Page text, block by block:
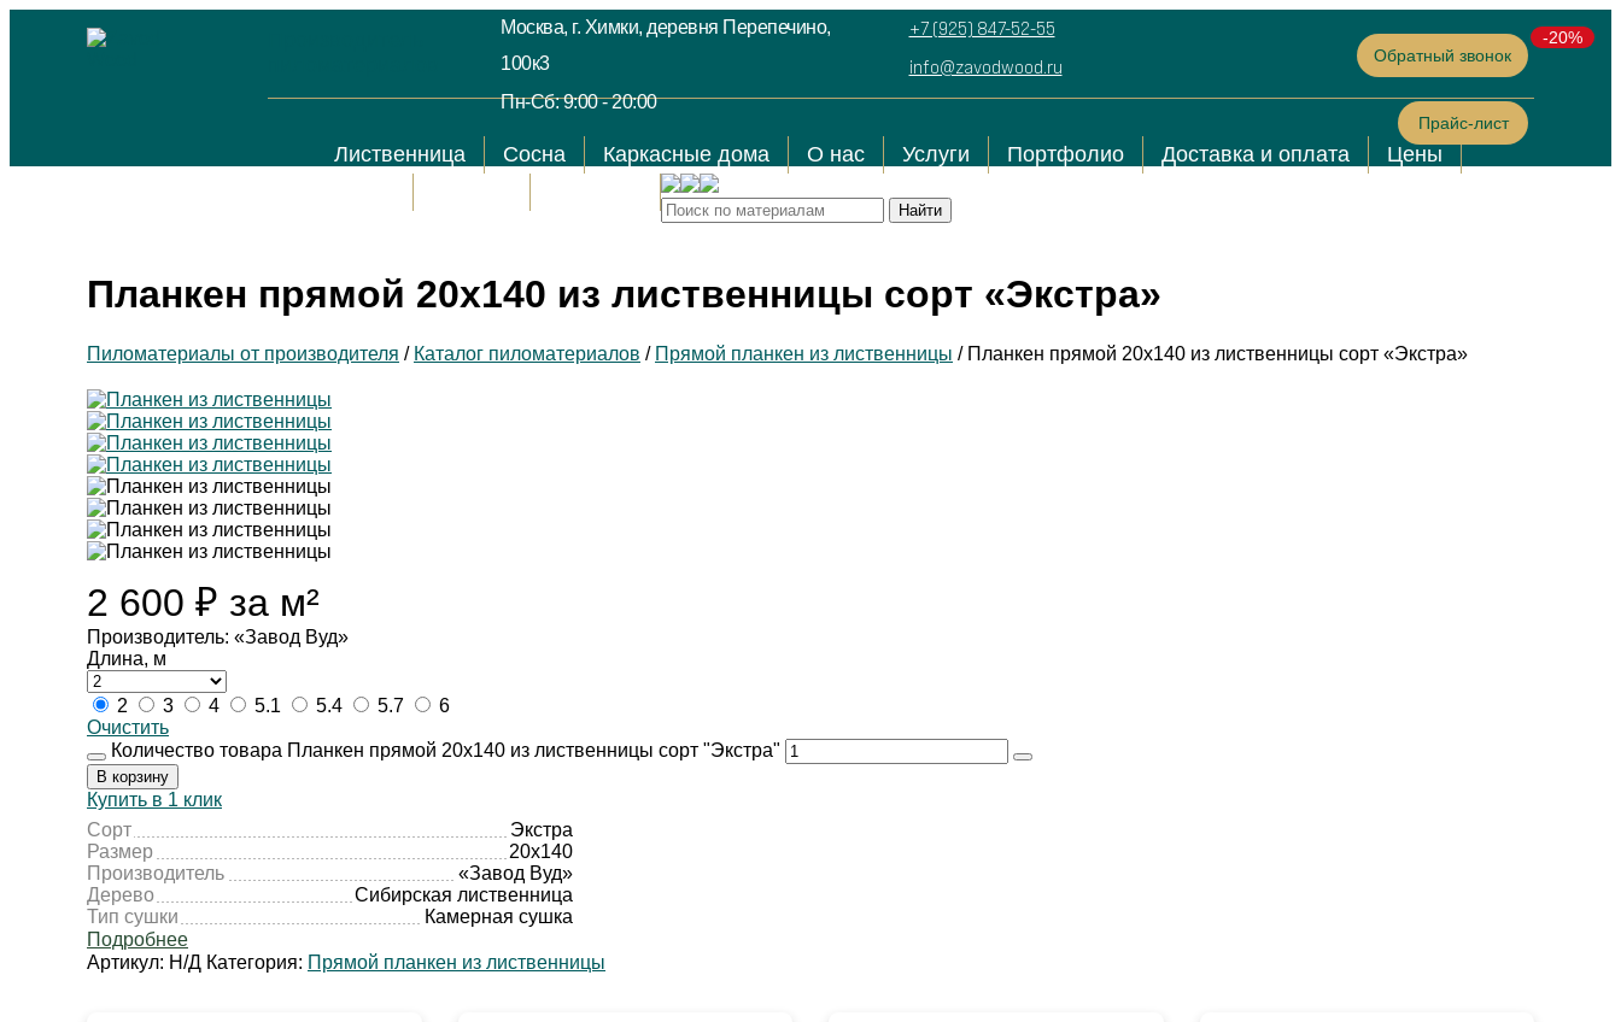
Москва, г. Химки, деревня Перепечино,
100к3
Пн-Сб: 9:00 - 20:00
+7 (925) 847-52-55
info@zavodwood.ru
Обратный звонок
Прайс-лист
Лиственница Сосна Каркасные дома О нас Услуги Портфолио Доставка и оплата
Цены
Планкен прямой 20х140 из лиственницы сорт «Экстра»
Пиломатериалы от производителя / Каталог пиломатериалов / Прямой планкен из лиственницы /Планкен прямой 20х140 из лиственницы сорт «Экстра»
2 600 ₽ за м²
Производитель: «Завод Вуд»
Длина, м
2 3 4 5.1 5.4 5.7
6
Очистить
Количество товара Планкен прямой 20х140 из лиственницы сорт "Экстра"
В корзину
Купить в 1 клик
Сорт
Экстра
Размер
20х140
Производитель
«Завод Вуд»
Дерево
Сибирская лиственница
Тип сушки
Камерная сушка
Подробнее
Артикул: Н/Д Категория: Прямой планкен из лиственницы
-20%